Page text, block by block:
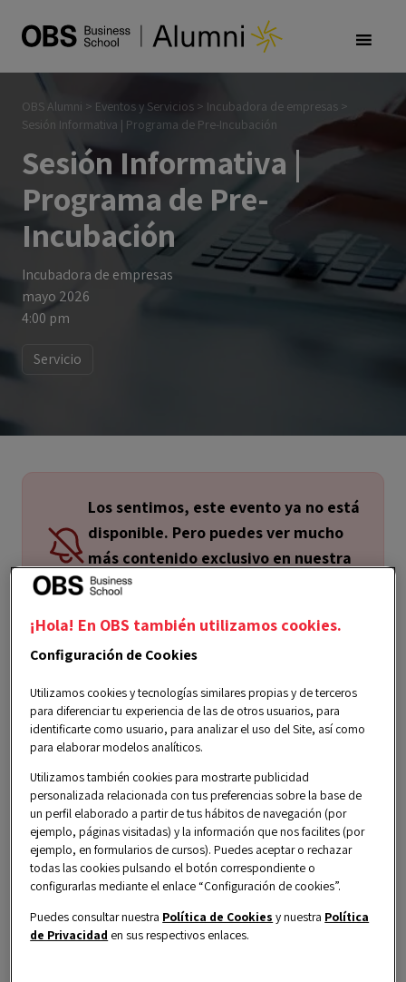
OBS Alumni > Eventos y Servicios > Incubadora de empresas >
Sesión Informativa | Programa de Pre-Incubación
Sesión Informativa |
Programa de Pre-
Incubación
Incubadora de empresas
mayo 2026
4:00 pm
Servicio
Los sentimos, este evento ya no está
disponible. Pero puedes ver mucho
más contenido exclusivo en nuestra
página de Eventos.
PLAZAS LIMITADAS
Online
martes, 12 mayo 2026
4:00 pm CEST
Un servicio ofrecido por el área de
¡Hola! En OBS también utilizamos cookies.
Configuración de Cookies
Utilizamos cookies y tecnologías similares propias y de terceros
para diferenciar tu experiencia de las de otros usuarios, para
identificarte como usuario, para analizar el uso del Site, así como
para elaborar modelos analíticos.
Utilizamos también cookies para mostrarte publicidad
personalizada relacionada con tus preferencias sobre la base de
un perfil elaborado a partir de tus hábitos de navegación (por
ejemplo, páginas visitadas) y la información que nos facilites (por
ejemplo, en formularios de cursos). Puedes aceptar o rechazar
todas las cookies pulsando el botón correspondiente o
configurarlas mediante el enlace “Configuración de cookies”.
Puedes consultar nuestra Política de Cookies y nuestra Política
de Privacidad en sus respectivos enlaces.